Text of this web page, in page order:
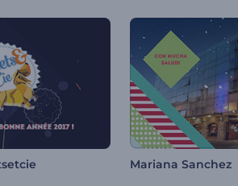
Mariana Sanchez